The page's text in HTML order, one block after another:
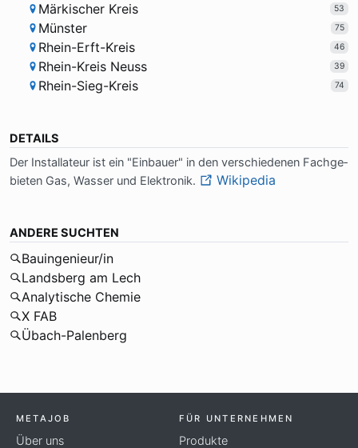
Märkischer Kreis 53
Münster 75
Rhein-Erft-Kreis 46
Rhein-Kreis Neuss 39
Rhein-Sieg-Kreis 74
DETAILS
Der In­stal­la­teur ist ein "Ein­bau­er" in den ver­schie­de­nen Fach­ge­
bie­ten Gas, Was­ser und Elek­tro­nik.
Wikipedia
ANDERE SUCHTEN
Bauingenieur/in
Landsberg am Lech
Analytische Chemie
X FAB
Übach-Palenberg
METAJOB
Über uns
FÜR UNTERNEHMEN
Produkte